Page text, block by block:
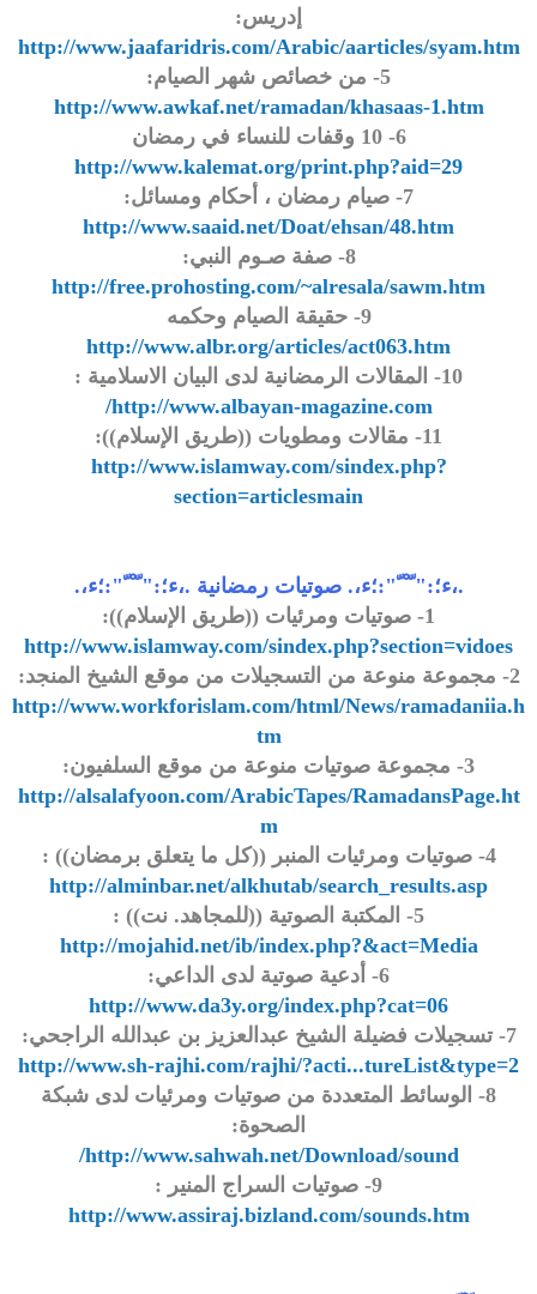
إدريس:
http://www.jaafaridris.com/Arabic/aarticles/syam.htm
5- من خصائص شهر الصيام:
http://www.awkaf.net/ramadan/khasaas-1.htm
6- 10 وقفات للنساء في رمضان
http://www.kalemat.org/print.php?aid=29
7- صيام رمضان ، أحكام ومسائل:
http://www.saaid.net/Doat/ehsan/48.htm
8- صفة صـوم النبي:
http://free.prohosting.com/~alresala/sawm.htm
9- حقيقة الصيام وحكمه
http://www.albr.org/articles/act063.htm
10- المقالات الرمضانية لدى البيان الاسلامية :
http://www.albayan-magazine.com/
11- مقالات ومطويات ((طريق الإسلام)):
http://www.islamway.com/sindex.php?
section=articlesmain
.،ء؛:" ّ ْ ّ":؛ء،. صوتيات رمضانية .،ء؛:" ّ ْ ّ":؛ء،.
1- صوتيات ومرئيات ((طريق الإسلام)):
http://www.islamway.com/sindex.php?section=vidoes
2- مجموعة منوعة من التسجيلات من موقع الشيخ المنجد:
http://www.workforislam.com/html/News/ramadaniia.h
tm
3- مجموعة صوتيات منوعة من موقع السلفيون:
http://alsalafyoon.com/ArabicTapes/RamadansPage.ht
m
4- صوتيات ومرئيات المنبر ((كل ما يتعلق برمضان)) :
http://alminbar.net/alkhutab/search_results.asp
5- المكتبة الصوتية ((للمجاهد. نت)) :
http://mojahid.net/ib/index.php?&act=Media
6- أدعية صوتية لدى الداعي:
http://www.da3y.org/index.php?cat=06
7- تسجيلات فضيلة الشيخ عبدالعزيز بن عبدالله الراجحي:
http://www.sh-rajhi.com/rajhi/?acti...tureList&type=2
8- الوسائط المتعددة من صوتيات ومرئيات لدى شبكة
الصحوة:
http://www.sahwah.net/Download/sound/
9- صوتيات السراج المنير :
http://www.assiraj.bizland.com/sounds.htm